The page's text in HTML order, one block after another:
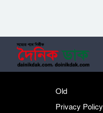
Old
Privacy Policy